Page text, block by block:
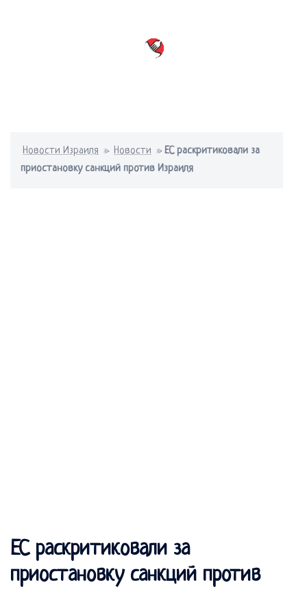
Новости Израиля » Новости »ЕС раскритиковали за
приостановку санкций против Израиля
ЕС раскритиковали за
приостановку санкций против